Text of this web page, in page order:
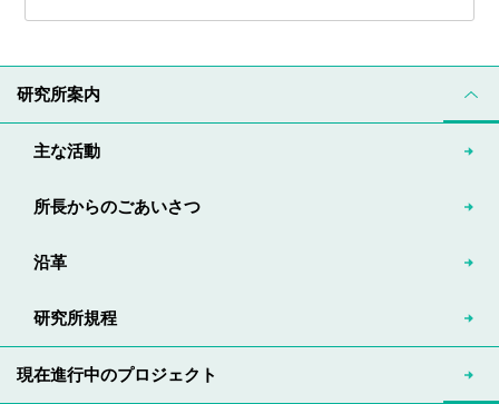
研究所案内
主な活動
所長からのごあいさつ
沿革
研究所規程
現在進行中のプロジェクト